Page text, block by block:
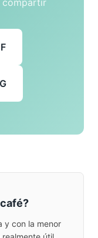
compartir
y con la menor